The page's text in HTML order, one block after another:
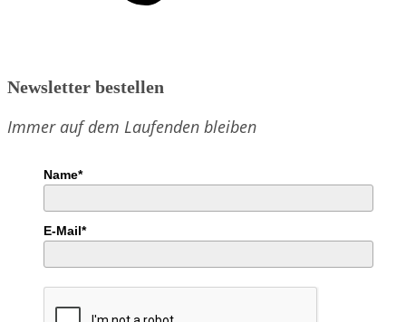
Newsletter bestellen
Immer auf dem Laufenden bleiben
Name*
E-Mail*